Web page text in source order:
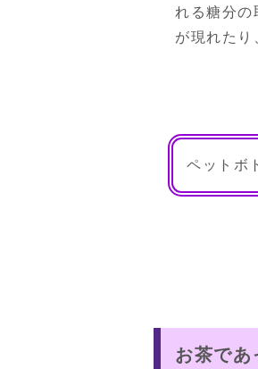
れる糖分
が現れたり
ペットボ
お茶であ